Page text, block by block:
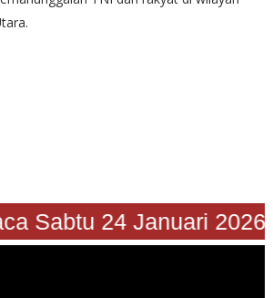
Sabtu 24 Januari 2026"